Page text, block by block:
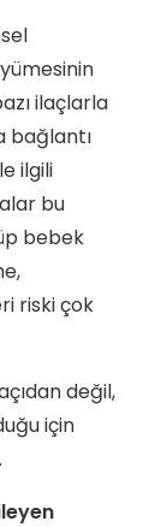
ilaçlarla
bağlantı
ilgili
bu
bebek
riski çok
değil,
için